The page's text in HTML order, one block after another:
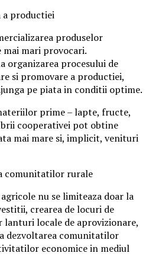
a productiei
produselor
mari provocari.
organizarea procesului de
si promovare a productiei,
pe piata in conditii optime.
prime – lapte, fructe,
cooperativei pot obtine
mai mare si, implicit, venituri
comunitatilor rurale
nu se limiteaza doar la
crearea de locuri de
lanturi locale de aprovizionare,
dezvoltarea comunitatilor
economice in mediul